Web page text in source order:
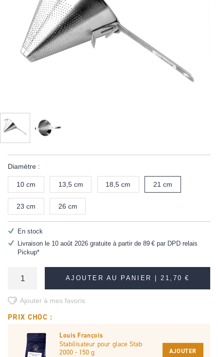
Diamètre :
10 cm 13,5 cm 18,5 cm 21 cm
23 cm 26 cm
En stock
Livraison le 10 août 2026 gratuite à partir de 89 €par DPD relais
Pickup*
AJOUTER AU PANIER |21,70 €
Ajouter à mes favoris
PRIX CHOC :
Louis François
Stabilisateur pour glace Stab
2000 - 150 g
AJOUTER